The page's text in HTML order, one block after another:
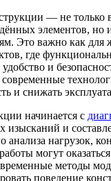
— не только
элементов, но
Это важно как для
где
и
современные
и снижать
начинается с
изысканий и
анализа нагрузок,
могут
методы
поведение